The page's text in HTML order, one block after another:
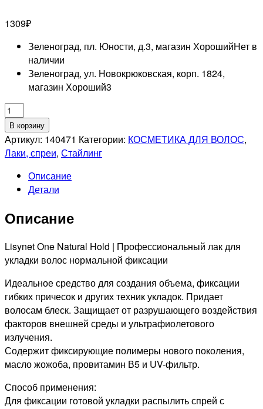
1309₽
Зеленоград, пл. Юности, д.3, магазин ХорошийНет в
наличии
Зеленоград, ул. Новокрюковская, корп. 1824,
магазин Хороший3
Количество
товара
LISAP
PROFESSIONNEL
Лак
для
волос
фиксации,
500мл
В корзину
Артикул: 140471 Категории: КОСМЕТИКА ДЛЯ ВОЛОС,
Лаки, спреи, Стайлинг
Описание
Детали
Описание
Lisynet One Natural Hold | Профессиональный лак для
укладки волос нормальной фиксации
Идеальное средство для создания объема, фиксации
гибких причесок и других техник укладок. Придает
волосам блеск. Защищает от разрушающего воздействия
факторов внешней среды и ультрафиолетового
излучения.
Содержит фиксирующие полимеры нового поколения,
масло жожоба, провитамин В5 и UV-фильтр.
Способ применения:
Для фиксации готовой укладки распылить спрей с